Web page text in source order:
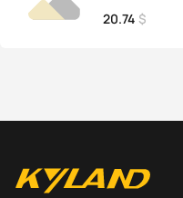
KOM300A,
Opal8A
20.74 $